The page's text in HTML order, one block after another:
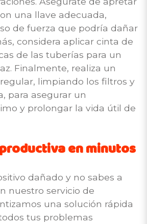
una llave adecuada,
de fuerza que podría dañar
considera aplicar cinta de
de las tuberías para un
Finalmente, realiza un
limpiando los filtros y
para asegurar un
y prolongar la vida útil de
en minutos
dañado y no sabes a
nuestro servicio de
una solución rápida
tus problemas